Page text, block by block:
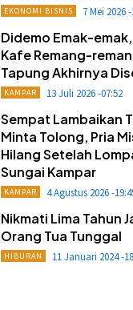
EKONOMI BISNIS 7 Mei 2026
Didemo Emak-
Kafe Remang-
Tapung Akhirnya
KAMPAR 13 Juli 2026 -07:52
Sempat Lambaikan
Minta Tolong, Pria
Hilang Setelah
Sungai Kampar
KAMPAR 4 Agustus 2026 -
Nikmati Lima Tahun
Orang Tua Tunggal
HIBURAN 11 Januari 2024 -